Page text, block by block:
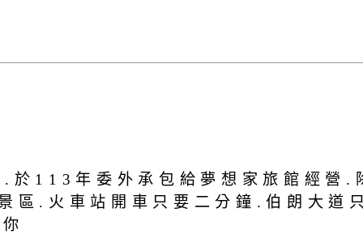
於113年委外承包給夢想家旅館經營
區.火車站開車只要二分鐘.伯朗大